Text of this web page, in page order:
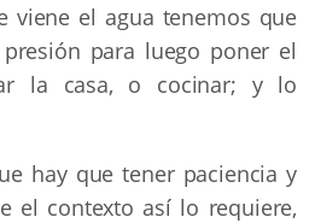
viene el agua tenemos que
para luego poner el
la casa, o cocinar; y lo
hay que tener paciencia y
el contexto así lo requiere,